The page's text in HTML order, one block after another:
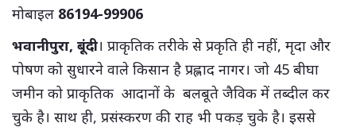
मोबाइल 86194-99906
भवानीपुरा, बूंदी। प्राकृतिक तरीके से प्रकृति ही नहीं, मृदा और
पोषण को सुधारने वाले किसान है प्रह्लाद नागर। जो 45 बीघा
जमीन को प्राकृतिक आदानों के बलबूते जैविक में तब्दील कर
चुके है। साथ ही, प्रसंस्करण की राह भी पकड़ चुके है। इससे